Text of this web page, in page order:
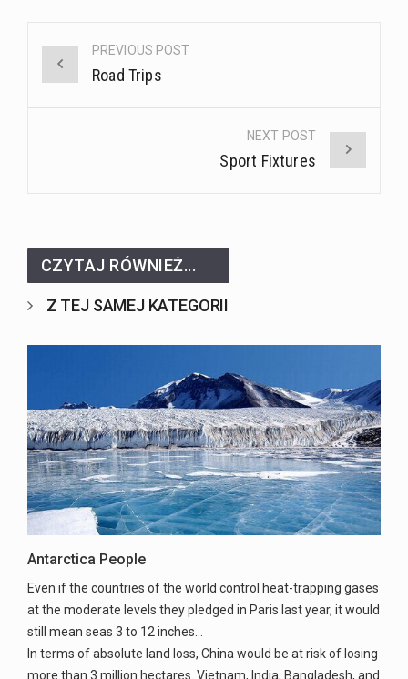
navigationPREVIOUS POST
Road Trips
NEXT POST
Sport Fixtures
CZYTAJ RÓWNIEŻ...
Z TEJ SAMEJ KATEGORII
Antarctica People
Even if the countries of the world control heat-trapping gases
at the moderate levels they pledged in Paris last year, it would
still mean seas 3 to 12 inches...
In terms of absolute land loss, China would be at risk of losing
more than 3 million hectares. Vietnam, India, Bangladesh, and